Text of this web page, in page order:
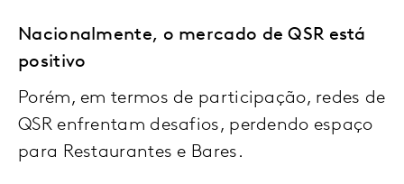
Nacionalmente, o mercado de QSR está
positivo
Porém, em termos de participação, redes de
QSR enfrentam desafios, perdendo espaço
para Restaurantes e Bares.